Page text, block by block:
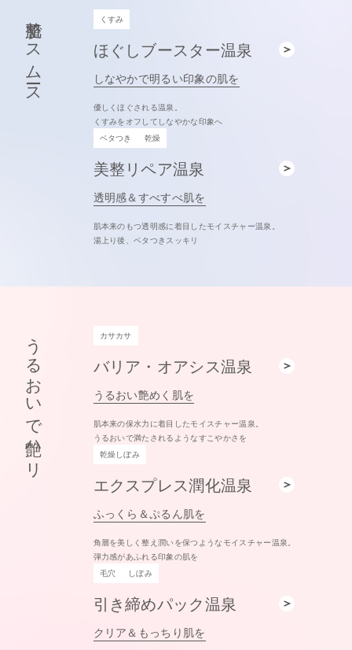
整肌でスムース くすみ
ほぐしブースター温泉
しなやかで明るい印象の肌を
優しくほぐされる温泉。
くすみをオフしてしなやかな印象へ
ベタつき
乾燥
美整リペア温泉
透明感＆すべすべ肌を
肌本来のもつ透明感に着目したモイスチャー温泉。
湯上り後、ベタつきスッキリ
うるおいで艶ハリ カサカサ
バリア・オアシス温泉
うるおい艶めく肌を
肌本来の保水力に着目したモイスチャー温泉。
うるおいで満たされるようなすこやかさを
乾燥しぼみ
エクスプレス潤化温泉
ふっくら＆ぷるん肌を
角層を美しく整え潤いを保つようなモイスチャー温泉。
弾力感があふれる印象の肌を
毛穴
しぼみ
引き締めパック温泉
クリア＆もっちり肌を